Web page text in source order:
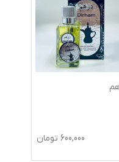
600,000 تومان